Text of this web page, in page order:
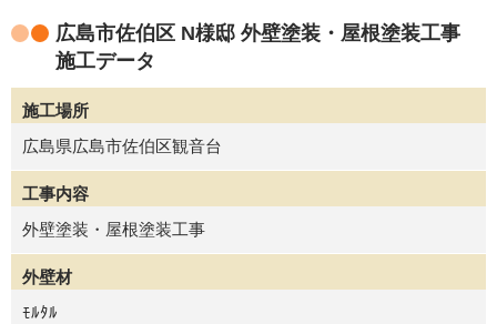
広島市佐伯区 N様邸 外壁塗装・屋根塗装工事
施工データ
施工場所
広島県広島市佐伯区観音台
工事内容
外壁塗装・屋根塗装工事
外壁材
ﾓﾙﾀﾙ